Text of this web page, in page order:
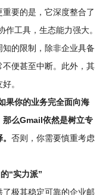
要的是，它深度整合了
工具，生态能力强大。
的限制，除非企业具备
便甚至中断。此外，其
。
果你的业务完全面向海
那么Gmail依然是树立专
否则，你需要慎重考虑
“实力派”
极其稳定可靠的企业邮